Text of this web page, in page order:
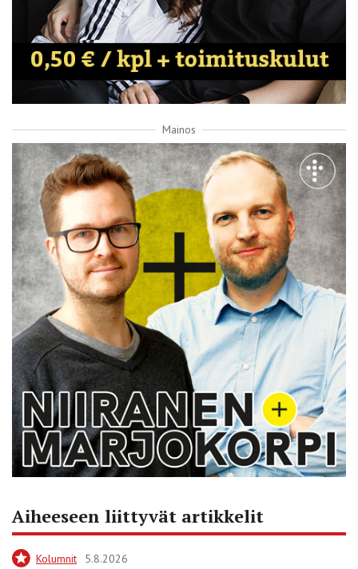
Mainos
Aiheeseen liittyvät artikkelit
Kolumnit 5.8.2026